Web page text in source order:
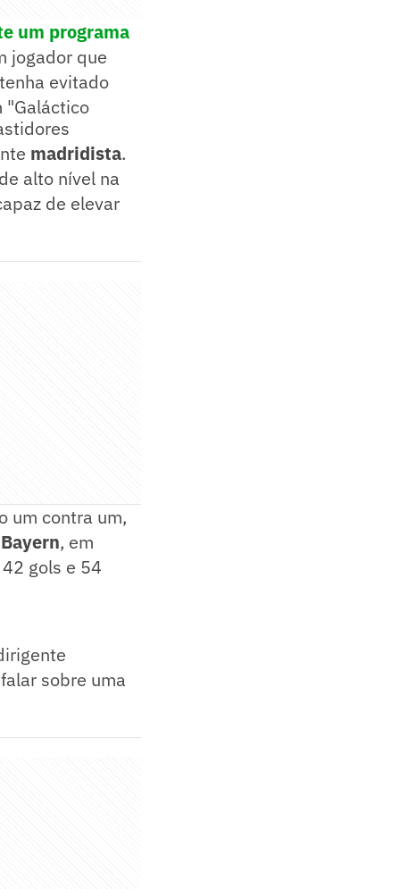
um programa
jogador que
evitado
"Galáctico
madridista.
alto nível na
de elevar
um contra um,
Bayern, em
gols e 54
sobre uma